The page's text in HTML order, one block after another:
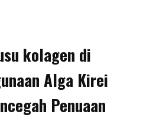
kolagen di
Alga Kirei
Penuaan